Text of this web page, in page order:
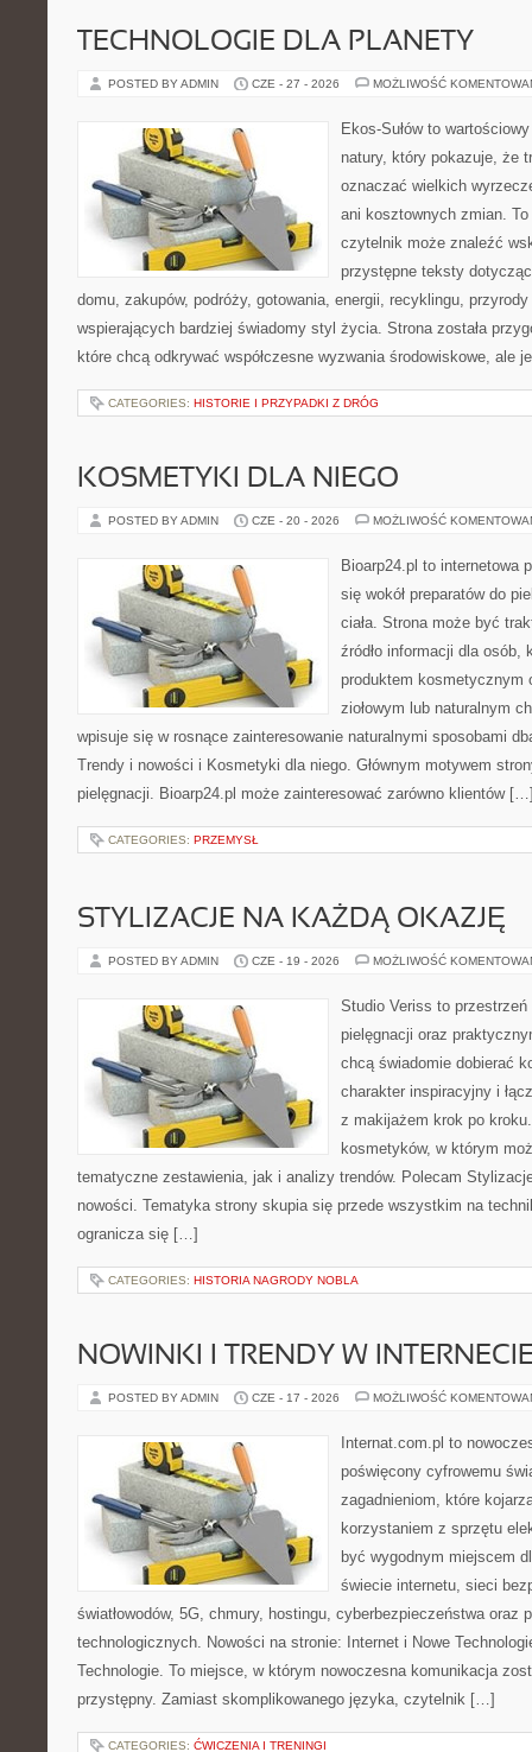
TECHNOLOGIE DLA PLANETY
POSTED BY ADMIN CZE - 27 - 2026 MOŻLIWOŚĆ
Ekos-Sułów to
natury, który pokazuje, że
oznaczać wielkich
ani kosztownych zmian.
czytelnik może znaleźć
przystępne teksty
domu, zakupów, podróży, gotowania, energii, recyklingu,
wspierających bardziej świadomy styl życia. Strona została
które chcą odkrywać współczesne wyzwania środowiskowe, ale
CATEGORIES: HISTORIE I PRZYPADKI Z DRÓG
KOSMETYKI DLA NIEGO
POSTED BY ADMIN CZE - 20 - 2026 MOŻLIWOŚĆ
Bioarp24.pl to internetowa
się wokół preparatów do
ciała. Strona może być
źródło informacji dla osób,
produktem kosmetycznym
ziołowym lub naturalnym
wpisuje się w rosnące zainteresowanie naturalnymi sposobami
Trendy i nowości i Kosmetyki dla niego. Głównym motywem
pielęgnacji. Bioarp24.pl może zainteresować zarówno klientów
CATEGORIES: PRZEMYSŁ
STYLIZACJE NA KAŻDĄ OKAZJĘ
POSTED BY ADMIN CZE - 19 - 2026 MOŻLIWOŚĆ
Studio Veriss to
pielęgnacji oraz
chcą świadomie dobierać
charakter inspiracyjny i
z makijażem krok po
kosmetyków, w którym
tematyczne zestawienia, jak i analizy trendów. Polecam
nowości. Tematyka strony skupia się przede wszystkim na
ogranicza się […]
CATEGORIES: HISTORIA NAGRODY NOBLA
NOWINKI I TRENDY W
POSTED BY ADMIN CZE - 17 - 2026 MOŻLIWOŚĆ
Internat.com.pl to
poświęcony cyfrowemu
zagadnieniom, które
korzystaniem z sprzętu
być wygodnym miejscem
świecie internetu, sieci
światłowodów, 5G, chmury, hostingu, cyberbezpieczeństwa oraz
technologicznych. Nowości na stronie: Internet i Nowe
Technologie. To miejsce, w którym nowoczesna komunikacja
przystępny. Zamiast skomplikowanego języka, czytelnik […]
CATEGORIES: ĆWICZENIA I TRENINGI